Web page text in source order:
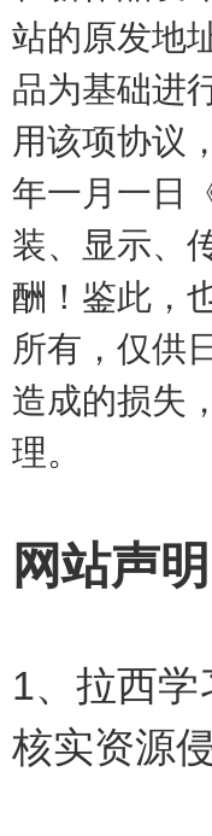
站的原发地
品为基础进
用该项协议
年一月一日
装、显示、
酬！鉴此，
所有，仅供
造成的损失
理。
网站声明
1、拉西
核实资源